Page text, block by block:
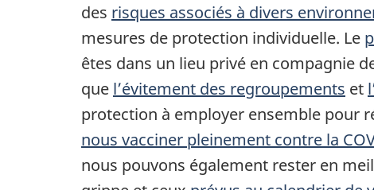
des risques associés à divers
mesures de protection individuelle. Le
êtes dans un lieu privé en compagnie
que l’évitement des regroupements et
protection à employer ensemble pour
nous vacciner pleinement contre la
nous pouvons également rester en